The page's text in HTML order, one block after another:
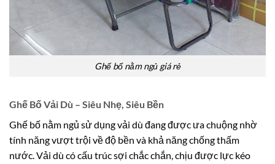
Ghế bố nằm ngủ giá rẻ
Ghế Bố Vải Dù – Siêu Nhẹ, Siêu Bền
Ghế bố nằm ngủ sử dụng vải dù đang được ưa chuộng nhờ
tính năng vượt trội về độ bền và khả năng chống thấm
nước. Vải dù có cấu trúc sợi chắc chắn, chịu được lực kéo